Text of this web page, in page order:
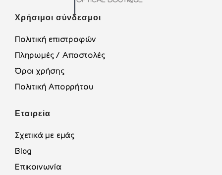
Χρήσιμοι σύνδεσμοι
Πολιτική επιστροφών
Πληρωμές / Αποστολές
Όροι χρήσης
Πολιτική Απορρήτου
Εταιρεία
Σχετικά με εμάς
Blog
Επικοινωνία